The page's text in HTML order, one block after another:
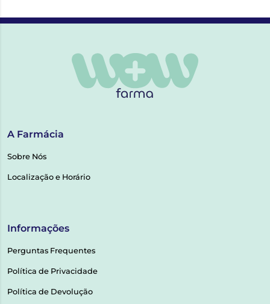
A Farmácia
Sobre Nós
Localização e Horário
Informações
Perguntas Frequentes
Política de Privacidade
Política de Devolução